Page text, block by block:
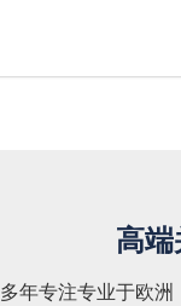
高
多年专注专业于欧洲